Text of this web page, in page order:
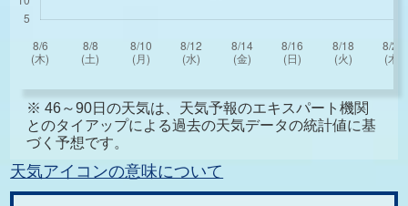
※ 46～90日の天気は、天気予報のエキスパート機関
とのタイアップによる過去の天気データの統計値に基
づく予想です。
天気アイコンの意味について